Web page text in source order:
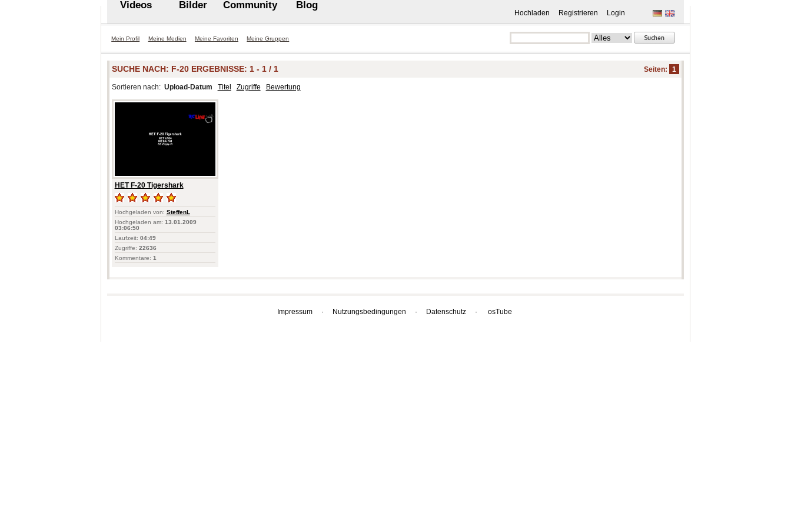
Hochladen Registrieren Login
Videos Bilder Community Blog
Mein Profil Meine Medien Meine Favoriten Meine Gruppen
Seiten: 1
SUCHE NACH: F-20 ERGEBNISSE: 1 - 1 / 1
Sortieren nach: Upload-Datum Titel Zugriffe Bewertung
HET F-20 Tigershark
Hochgeladen von: SteffenL
Hochgeladen am: 13.01.2009
03:06:50
Laufzeit: 04:49
Zugriffe: 22636
Kommentare: 1
Impressum · Nutzungsbedingungen · Datenschutz · osTube